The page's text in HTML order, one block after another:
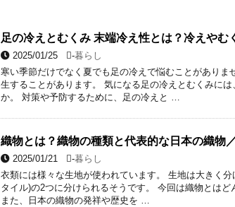
足の冷えとむくみ 末端冷え性とは？冷えやむ
2025/01/25 -暮らし
寒い季節だけでなく夏でも足の冷えで悩むことがありま
生することがあります。 気になる足の冷えとむくみに
か。 対策や予防するために、足の冷えと …
織物とは？織物の種類と代表的な日本の織物
2025/01/21 -暮らし
衣類には様々な生地が使われています。 生地は大きく
タイル)の2つに分けられるそうです。 今回は織物とはど
また、日本の織物の発祥や歴史を …